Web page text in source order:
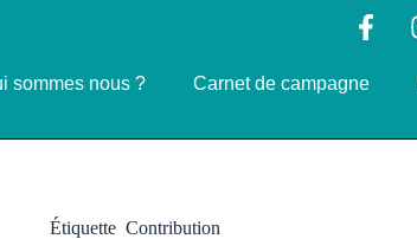
sommes nous ? Carnet de campagne
Étiquette Contribution